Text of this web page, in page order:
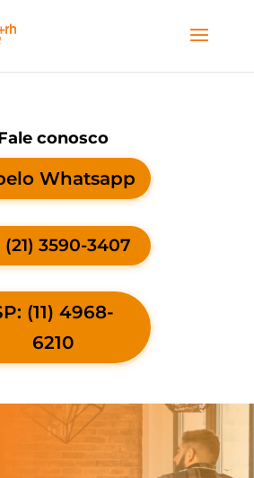
conosco
Whatsapp
(21) 3590-3407
(11) 4968-
6210